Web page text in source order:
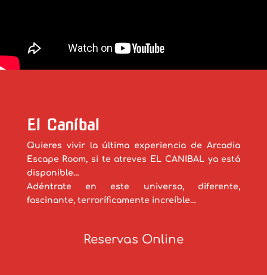
El Caníbal
Quieres vivir la última experiencia de Arcadia
Escape Room, si te atreves EL CANIBAL ya está
disponible…
Adéntrate en este universo, diferente,
fascinante, terroríficamente increíble…
Reservas Online